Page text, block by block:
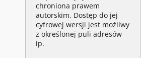
chroniona prawem
autorskim. Dostęp do jej
cyfrowej wersji jest możliwy
z określonej puli adresów
ip.